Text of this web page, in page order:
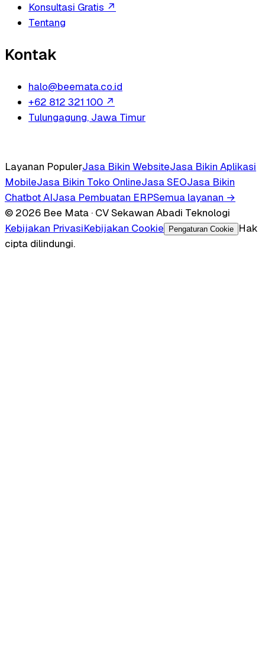
Konsultasi Gratis ↗
Tentang
Kontak
halo@beemata.co.id
+62 812 321 100 ↗
Tulungagung, Jawa Timur
Layanan PopulerJasa Bikin WebsiteJasa Bikin Aplikasi
MobileJasa Bikin Toko OnlineJasa SEOJasa Bikin
Chatbot AIJasa Pembuatan ERPSemua layanan →
© 2026 Bee Mata · CV Sekawan Abadi Teknologi
Kebijakan PrivasiKebijakan Cookie Pengaturan Cookie
Hak
cipta dilindungi.